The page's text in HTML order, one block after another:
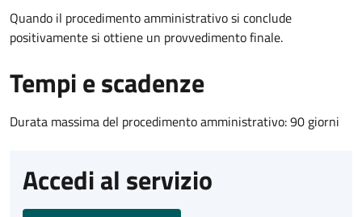
Quando il procedimento amministrativo si conclude
positivamente si ottiene un provvedimento finale.
Tempi e scadenze
Durata massima del procedimento amministrativo: 90 giorni
Accedi al servizio